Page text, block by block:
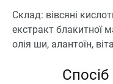
Склад: вівсяні
екстракт блакитної
олія ши, алантоїн,